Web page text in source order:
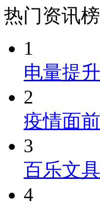
热门资讯榜
1
电量提
2
疫情面
3
百乐文
4